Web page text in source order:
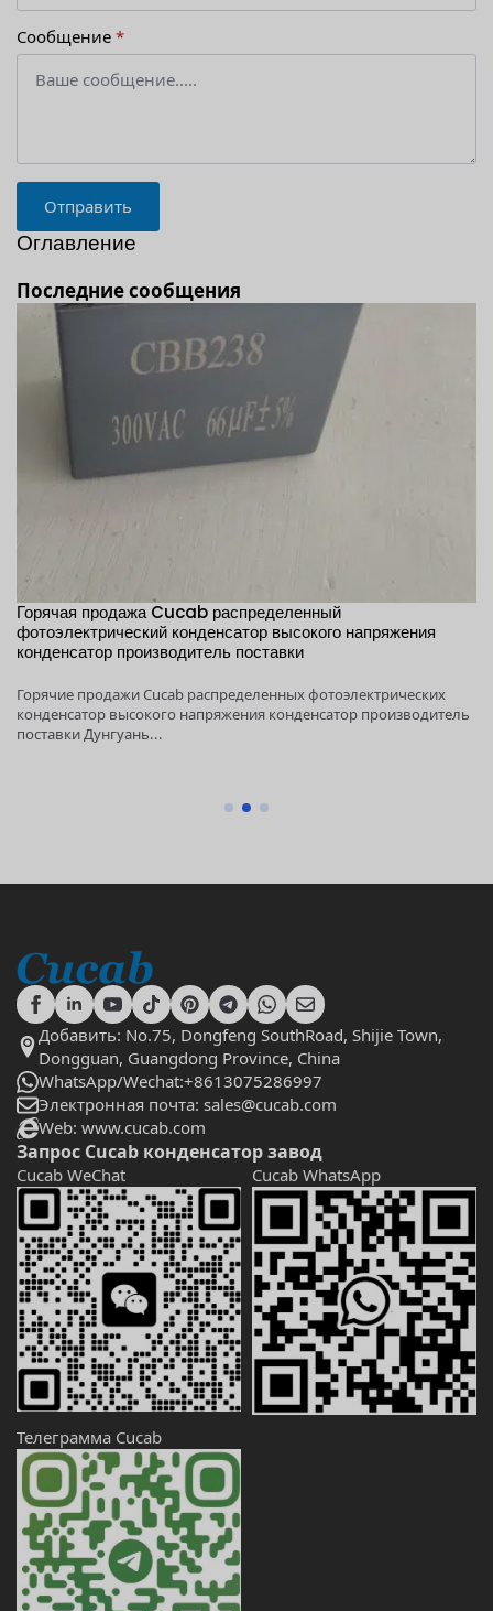
Сообщение *
Отправить
Оглавление
Последние сообщения
Горячая продажа Cucab распределенный
фотоэлектрический конденсатор высокого напряжения
конденсатор производитель поставки
Горячие продажи Cucab распределенных фотоэлектрических
конденсатор высокого напряжения конденсатор производитель
поставки Дунгуань...
Добавить: No.75, Dongfeng SouthRoad, Shijie Town,
Dongguan, Guangdong Province, China
WhatsApp/Wechat:+8613075286997
Электронная почта: sales@cucab.com
Web: www.cucab.com
Запрос Cucab конденсатор завод
Cucab WeChat Cucab WhatsApp
Телеграмма Cucab